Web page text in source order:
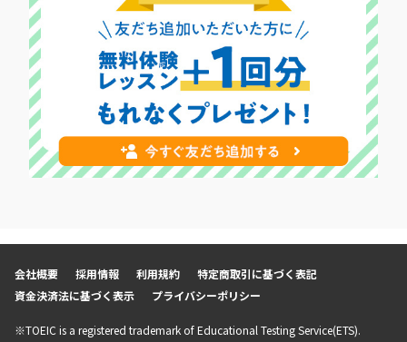
会社概要 採用情報 利用規約
特定商取引に基づく表記
資金決済法に基づく表示
プライバシーポリシー
※TOEIC is a registered trademark of Educational Testing Service(ETS).